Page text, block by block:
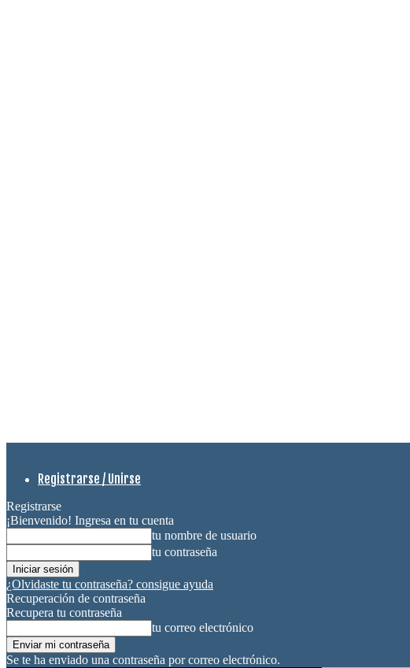
Registrarse / Unirse
Registrarse
¡Bienvenido! Ingresa en tu cuenta
tu nombre de usuario
tu contraseña
¿Olvidaste tu contraseña? consigue ayuda
Recuperación de contraseña
Recupera tu contraseña
tu correo electrónico
Se te ha enviado una contraseña por correo electrónico.